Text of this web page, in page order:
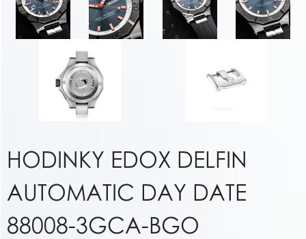
HODINKY EDOX DELFIN
AUTOMATIC DAY DATE
88008-3GCA-BGO